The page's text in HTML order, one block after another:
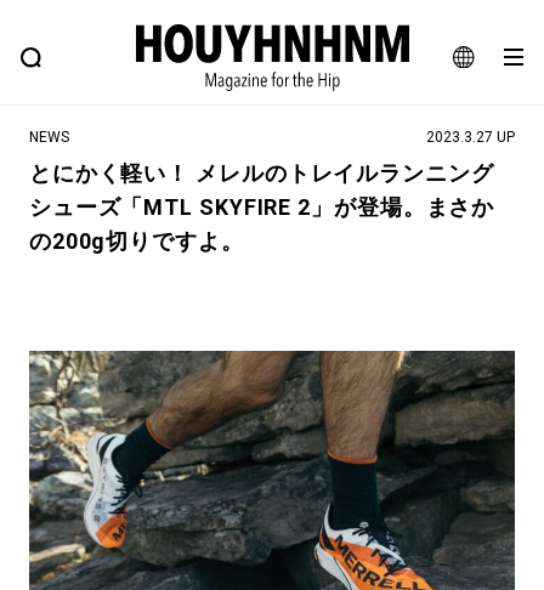
JA
EN
FEATURE BLOG SNAP
ヒップなファッション、カルチャー、ライフスタイルWEBマガジン
#注目のタグ
#NEW VINTAGE #マイナーグッド図鑑
#路地裏てぃーん。 #MONTHLY JOURNAL
#GH 銘品の所以 #フイナムのYouTube
#Commune H #FOCUS IT #AH.H
#ととけん #FASHION #MUSIC #MOVIE
#LIFESTYLE #SNEAKER #OUTDOOR
#SPORTS #HANDSOME HANDBOOK
NEWS 2023.3.27 UP
とにかく軽い！ メレルのトレイルランニング
シューズ「MTL SKYFIRE 2」が登場。まさか
の200g切りですよ。